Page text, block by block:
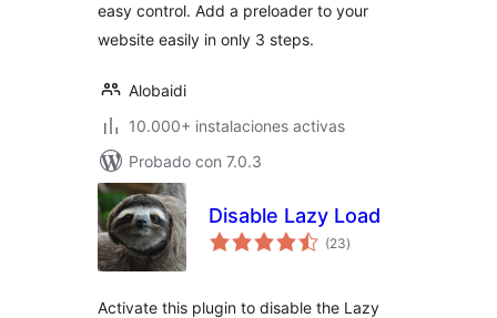
easy control. Add a preloader to your
website easily in only 3 steps.
Alobaidi
10.000+ instalaciones activas
Probado con 7.0.3
Disable Lazy Load
(23valoraciones
en
)
Activate this plugin to disable the Lazy